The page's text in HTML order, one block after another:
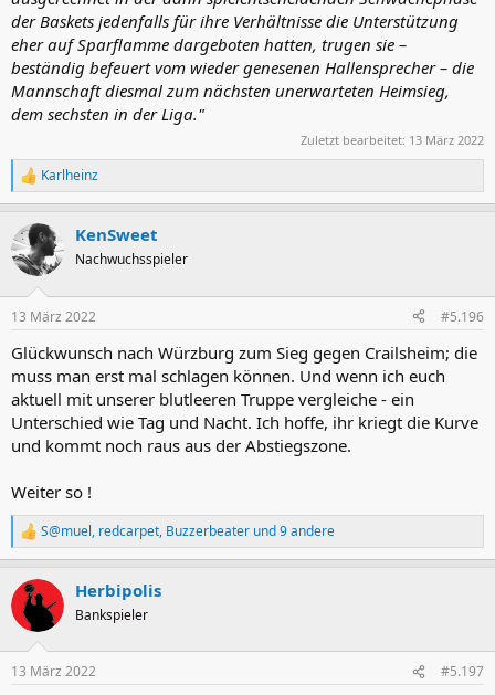
der Baskets jedenfalls für ihre Verhältnisse die Unterstützung
eher auf Sparflamme dargeboten hatten, trugen sie –
beständig befeuert vom wieder genesenen Hallensprecher – die
Mannschaft diesmal zum nächsten unerwarteten Heimsieg,
dem sechsten in der Liga."
Zuletzt bearbeitet: 13 März 2022
R
e
k
t
i
e
:
Karlheinz
KenSweet
Nachwuchsspieler
13 März 2022 #5.196
Glückwunsch nach Würzburg zum Sieg gegen Crailsheim; die
muss man erst mal schlagen können. Und wenn ich euch
aktuell mit unserer blutleeren Truppe vergleiche - ein
Unterschied wie Tag und Nacht. Ich hoffe, ihr kriegt die Kurve
und kommt noch raus aus der Abstiegszone.
Weiter so !
R
e
k
t
i
e
S@muel, redcarpet, Buzzerbeater und 9 andere
Herbipolis
Bankspieler
13 März 2022 #5.197